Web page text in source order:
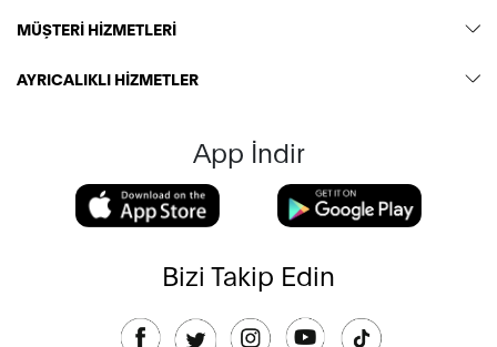
MÜŞTERİ HİZMETLERİ
AYRICALIKLI HİZMETLER
App İndir
Bizi Takip Edin